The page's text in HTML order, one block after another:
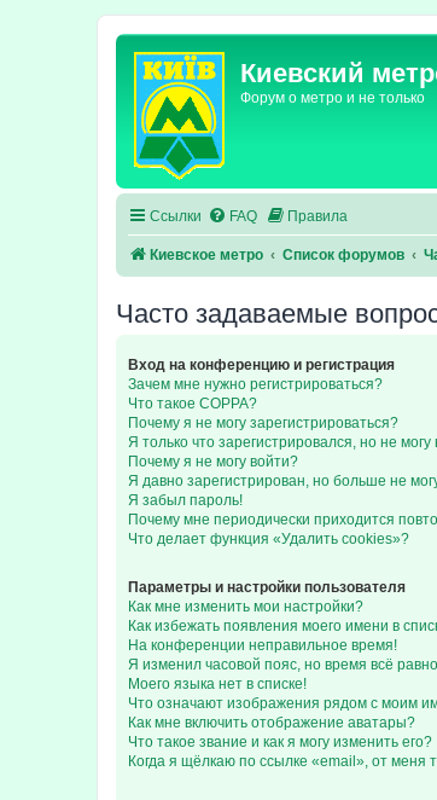
Киевский
Форум о метро и не только
Ссылки FAQ Правила
Киевское метро Список форумов
Часто задаваемые
Вход на конференцию и регистрация
Зачем мне нужно регистрироваться?
Что такое COPPA?
Почему я не могу зарегистрироваться?
Я только что зарегистрировался, но не могу
Почему я не могу войти?
Я давно зарегистрирован, но больше не
Я забыл пароль!
Почему мне периодически приходится
Что делает функция «Удалить cookies»?
Параметры и настройки пользователя
Как мне изменить мои настройки?
Как избежать появления моего имени в
На конференции неправильное время!
Я изменил часовой пояс, но время всё
Моего языка нет в списке!
Что означают изображения рядом с моим
Как мне включить отображение аватары?
Что такое звание и как я могу изменить его?
Когда я щёлкаю по ссылке «email», от меня